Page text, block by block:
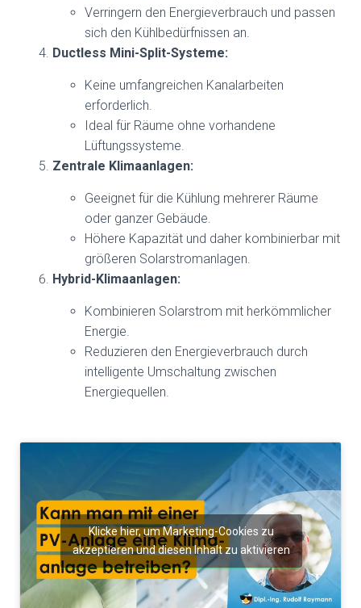
Verringern den Energieverbrauch und passen
sich den Kühlbedürfnissen an.
Ductless Mini-Split-Systeme:
Keine umfangreichen Kanalarbeiten
erforderlich.
Ideal für Räume ohne vorhandene
Lüftungssysteme.
Zentrale Klimaanlagen:
Geeignet für die Kühlung mehrerer Räume
oder ganzer Gebäude.
Höhere Kapazität und daher kombinierbar mit
größeren Solarstromanlagen.
Hybrid-Klimaanlagen:
Kombinieren Solarstrom mit herkömmlicher
Energie.
Reduzieren den Energieverbrauch durch
intelligente Umschaltung zwischen
Energiequellen.
Klicke hier, um Marketing-Cookies zu
akzeptieren und diesen Inhalt zu aktivieren